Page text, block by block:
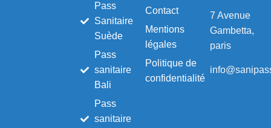
Pass
Sanitaire
Suède
Pass
sanitaire
Bali
Pass
sanitaire
Contact
Mentions
légales
Politique de
confidentialité
7 Avenue
Gambetta,
paris